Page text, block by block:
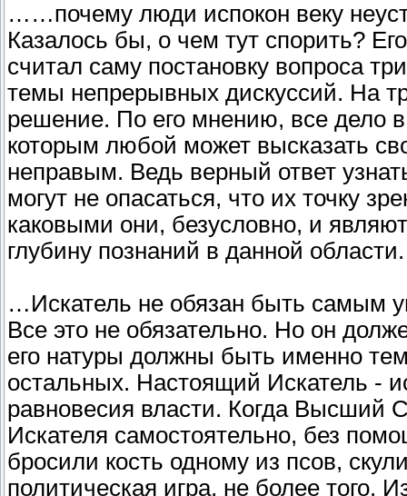
……почему люди испокон веку
Казалось бы, о чем тут спорить?
считал саму постановку вопроса
темы непрерывных дискуссий. На
решение. По его мнению, все дело в
которым любой может высказать
неправым. Ведь верный ответ
могут не опасаться, что их точку
каковыми они, безусловно, и
глубину познаний в данной
…Искатель не обязан быть
Все это не обязательно. Но он
его натуры должны быть именно
остальных. Настоящий Искатель -
равновесия власти. Когда Высший
Искателя самостоятельно, без
бросили кость одному из псов,
политическая игра, не более того.